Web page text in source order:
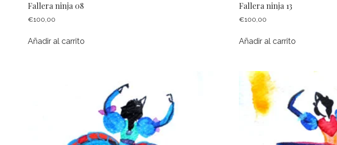
Fallera ninja 08
€100,00
Añadir al carrito
Fallera ninja 13
€100,00
Añadir al carrito